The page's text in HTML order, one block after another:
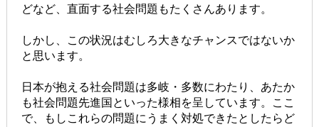
どなど、直面する社会問題もたくさんあります。
しかし、この状況はむしろ大きなチャンスではないか
と思います。
日本が抱える社会問題は多岐・多数にわたり、あたか
も社会問題先進国といった様相を呈しています。ここ
で、もしこれらの問題にうまく対処できたとしたらど